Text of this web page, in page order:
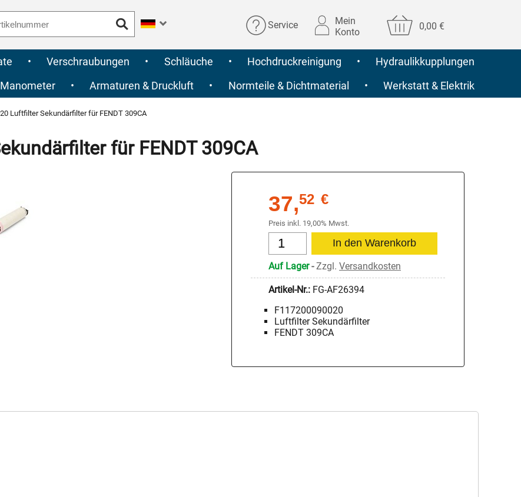
Service
Mein
Konto
0,00 €
• Verschraubungen • Schläuche • Hochdruckreinigung •
Hydraulikkupplungen
• Armaturen & Druckluft • Normteile & Dichtmaterial • Werkstatt & Elektrik
Luftfilter Sekundärfilter für FENDT 309CA
für FENDT 309CA
37,52 €
Preis inkl. 19,00% Mwst.
Auf Lager-Zzgl. Versandkosten
Artikel-Nr.: FG-AF26394
F117200090020
Luftfilter Sekundärfilter
FENDT 309CA